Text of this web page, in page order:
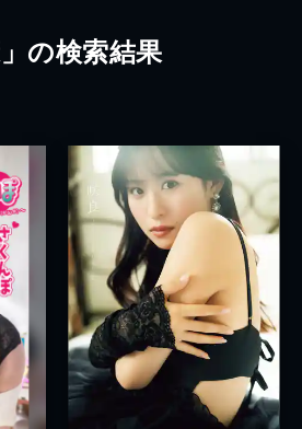
」の検索結果